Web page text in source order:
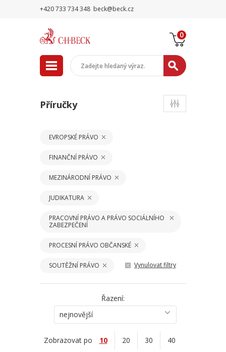
+420 733 734 348 beck@beck.cz
0
Příručky
EVROPSKÉ PRÁVO
FINANČNÍ PRÁVO
MEZINÁRODNÍ PRÁVO
JUDIKATURA
PRACOVNÍ PRÁVO A PRÁVO SOCIÁLNÍHO
ZABEZPEČENÍ
PROCESNÍ PRÁVO OBČANSKÉ
SOUTĚŽNÍ PRÁVO Vynulovat filtry
Řazení:
nejnovější
Zobrazovat po 10 20 30 40